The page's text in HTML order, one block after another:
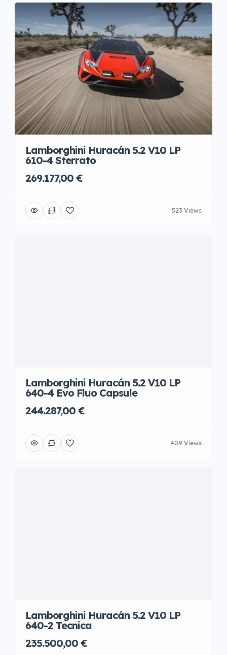
Lamborghini Huracán 5.2 V10 LP
610-4 Sterrato
269.177,00 €
523 Views
Lamborghini Huracán 5.2 V10 LP
640-4 Evo Fluo Capsule
244.287,00 €
409 Views
Lamborghini Huracán 5.2 V10 LP
640-2 Tecnica
235.500,00 €